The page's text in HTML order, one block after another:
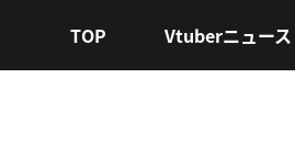
TOP Vtuberニュース